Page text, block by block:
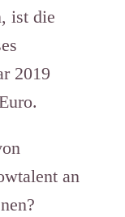
ist die
2019
an